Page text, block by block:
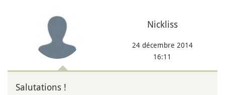
Nickliss
24 décembre 2014
16:11
Salutations !